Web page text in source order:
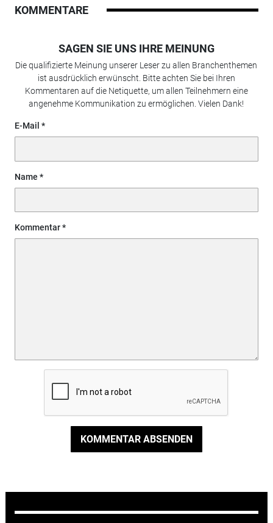
KOMMENTARE
SAGEN SIE UNS IHRE MEINUNG
Die qualifizierte Meinung unserer Leser zu allen Branchenthemen
ist ausdrücklich erwünscht. Bitte achten Sie bei Ihren
Kommentaren auf die Netiquette, um allen Teilnehmern eine
angenehme Kommunikation zu ermöglichen. Vielen Dank!
E-Mail
Name
Kommentar
KOMMENTAR ABSENDEN